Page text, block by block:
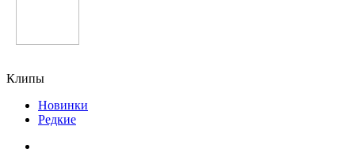
Клипы
Новинки
Редкие